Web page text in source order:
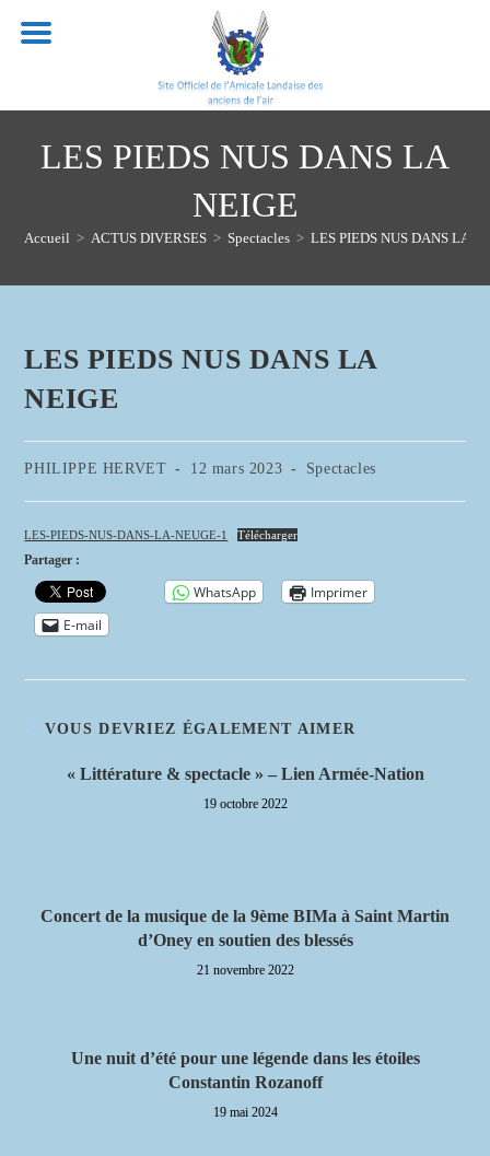
LES PIEDS NUS DANS LA
NEIGE
Accueil > ACTUS DIVERSES > Spectacles > LES PIEDS NUS DANS LA
LES PIEDS NUS DANS LA
NEIGE
Auteur/autrice
publication :
PHILIPPE HERVET
Publication
12 mars 2023
Post
Spectacles
LES-PIEDS-NUS-DANS-LA-NEUGE-1 Télécharger
Partager :
WhatsApp
Imprimer
E-mail
VOUS DEVRIEZ ÉGALEMENT AIMER
« Littérature & spectacle » – Lien Armée-Nation
19 octobre 2022
Concert de la musique de la 9ème BIMa à Saint Martin
d’Oney en soutien des blessés
21 novembre 2022
Une nuit d’été pour une légende dans les étoiles
Constantin Rozanoff
19 mai 2024